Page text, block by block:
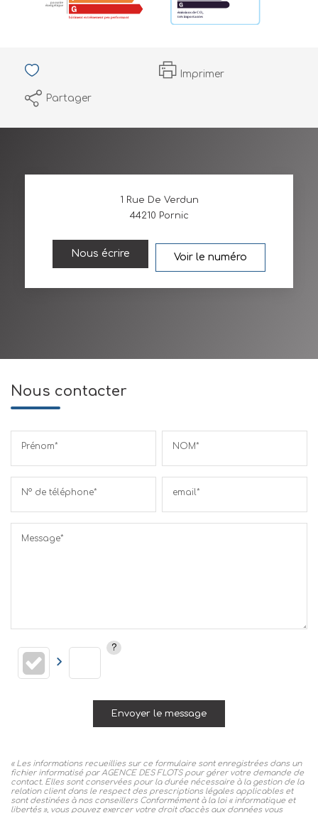
Imprimer
Partager
1 Rue De Verdun
44210 Pornic
Nous écrire Voir le numéro
Nous contacter
Prénom* NOM*
N° de téléphone* email*
Message*
Envoyer le message
« Les informations recueillies sur ce formulaire sont enregistrées dans un
fichier informatisé par AGENCE DES FLOTS pour gérer votre demande de
contact. Elles sont conservées pour la durée nécessaire à la gestion de la
relation client dans le respect des prescriptions légales applicables et
sont destinées à nos conseillers Conformément à la loi « informatique et
libertés », vous pouvez exercer votre droit d'accès aux données vous